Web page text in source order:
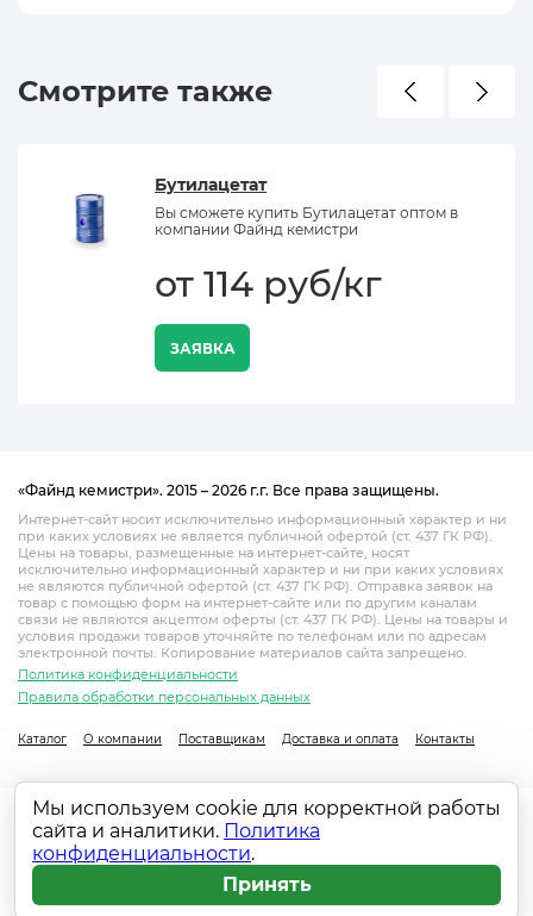
Смотрите также
Бутилацетат
Вы сможете купить Бутилацетат оптом в
компании Файнд кемистри
от 114 руб/кг
ЗАЯВКА
«Файнд кемистри». 2015 – 2026 г.г. Все права защищены.
Интернет-сайт носит исключительно информационный характер и ни
при каких условиях не является публичной офертой (ст. 437 ГК РФ).
Цены на товары, размещенные на интернет-сайте, носят
исключительно информационный характер и ни при каких условиях
не являются публичной офертой (ст. 437 ГК РФ). Отправка заявок на
товар с помощью форм на интернет-сайте или по другим каналам
связи не являются акцептом оферты (ст. 437 ГК РФ). Цены на товары и
условия продажи товаров уточняйте по телефонам или по адресам
электронной почты. Копирование материалов сайта запрещено.
Политика конфиденциальности
Правила обработки персональных данных
Каталог О компании Поставщикам Доставка и оплата Контакты
Каталог
Мы используем cookie для корректной работы
сайта и аналитики. Политика
конфиденциальности.
Принять